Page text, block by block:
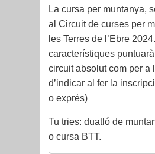
La cursa per muntanya,
al Circuit de curses per
les Terres de l’Ebre
característiques puntuarà
circuit absolut com per a
d’indicar al fer la
o exprés)
Tu tries: duatló de
o cursa BTT.